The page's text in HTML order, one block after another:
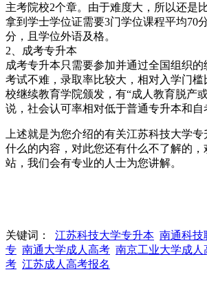
主考院校2个章。由于难度大，所以还是
拿到学士学位证需要3门学位课程平均70
分，且学位外语及格。
2、成考专升本
成考专升本只需要参加并通过全国组织的
考试不难，录取率比较大，相对入学门
校继续教育学院颁发，有“成人教育脱产
说，社会认可率相对低于普通专升本和自
上述就是为您介绍的有关江苏科技大学专
什么的内容，对此您还有什么不了解的，
站，我们会有专业的人士为您讲解。
关键词： 江苏科技大学专升本 南通科技
专 南通大学成人高考 南京工业大学成人
考 江苏成人高考报名